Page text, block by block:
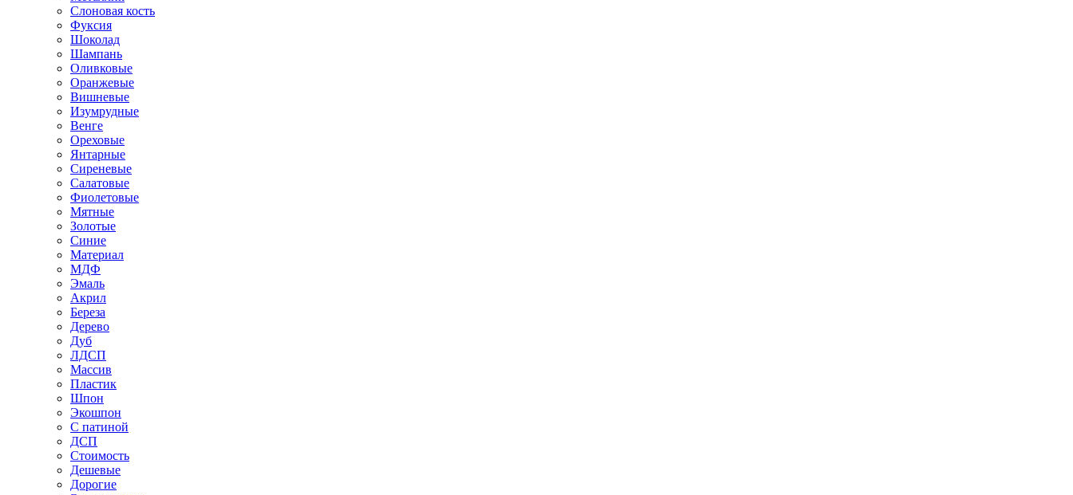
Слоновая кость
Фуксия
Шоколад
Шампань
Оливковые
Оранжевые
Вишневые
Изумрудные
Венге
Ореховые
Янтарные
Сиреневые
Салатовые
Фиолетовые
Мятные
Золотые
Синие
Материал
МДФ
Эмаль
Акрил
Береза
Дерево
Дуб
ЛДСП
Массив
Пластик
Шпон
Экошпон
С патиной
ДСП
Стоимость
Дешевые
Дорогие